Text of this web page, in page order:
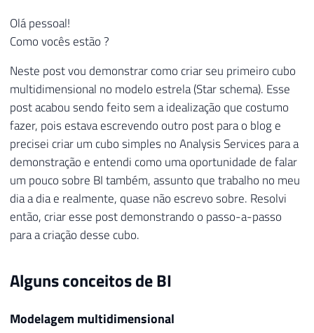
Olá pessoal!
Como vocês estão ?
Neste post vou demonstrar como criar seu primeiro cubo
multidimensional no modelo estrela (Star schema). Esse
post acabou sendo feito sem a idealização que costumo
fazer, pois estava escrevendo outro post para o blog e
precisei criar um cubo simples no Analysis Services para a
demonstração e entendi como uma oportunidade de falar
um pouco sobre BI também, assunto que trabalho no meu
dia a dia e realmente, quase não escrevo sobre. Resolvi
então, criar esse post demonstrando o passo-a-passo
para a criação desse cubo.
Alguns conceitos de BI
Modelagem multidimensional